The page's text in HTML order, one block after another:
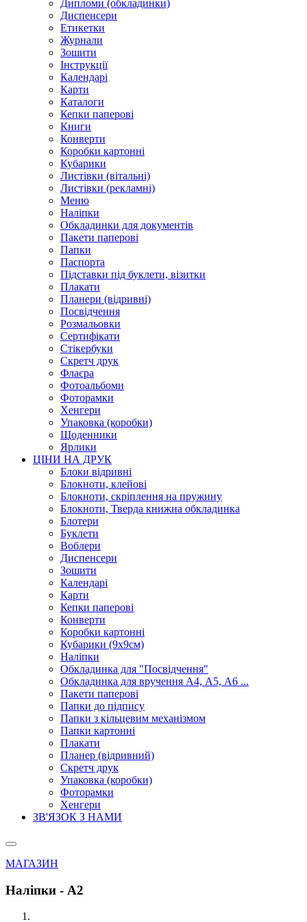
Дипломи (обкладинки)
Диспенсери
Етикетки
Журнали
Зошити
Інструкції
Календарі
Карти
Каталоги
Кепки паперові
Книги
Конверти
Коробки картонні
Кубарики
Листівки (вітальні)
Листівки (рекламні)
Меню
Наліпки
Обкладинки для документів
Пакети паперові
Папки
Паспорта
Підставки під буклети, візитки
Плакати
Планери (відривні)
Посвідчення
Розмальовки
Сертифікати
Стікербуки
Скретч друк
Флаєра
Фотоальбоми
Фоторамки
Хенгери
Упаковка (коробки)
Щоденники
Ярлики
ЦІНИ НА ДРУК
Блоки відривні
Блокноти, клейові
Блокноти, скріплення на пружину
Блокноти, Тверда книжна обкладинка
Блотери
Буклети
Воблери
Диспенсери
Зошити
Календарі
Карти
Кепки паперові
Конверти
Коробки картонні
Кубарики (9х9см)
Наліпки
Обкладинка для "Посвідчення"
Обкладинка для вручення А4, А5, А6 ...
Пакети паперові
Папки до підпису
Папки з кільцевим механізмом
Папки картонні
Плакати
Планер (відривний)
Скретч друк
Упаковка (коробки)
Фоторамки
Хенгери
ЗВ'ЯЗОК З НАМИ
МАГАЗИН
Наліпки - А2